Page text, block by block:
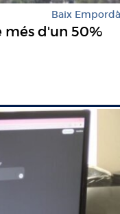
Baix Empordà
més d'un 50%